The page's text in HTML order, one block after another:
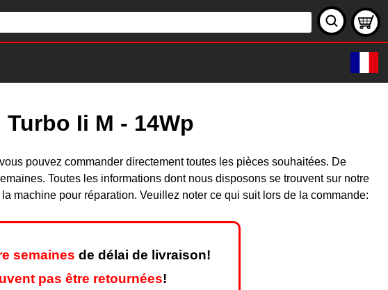
Ii M - 14Wp
pouvez commander directement toutes les pièces souhaitées. De
Toutes les informations dont nous disposons se trouvent sur notre
machine pour réparation. Veuillez noter ce qui suit lors de la commande:
semaines de délai de livraison!
pas être retournées!